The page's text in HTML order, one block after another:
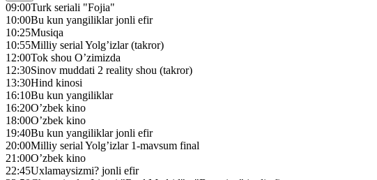
09:00Turk seriali "Fojia"
10:00Bu kun yangiliklar jonli efir
10:25Musiqa
10:55Milliy serial Yolg’izlar (takror)
12:00Tok shou O’zimizda
12:30Sinov muddati 2 reality shou (takror)
13:30Hind kinosi
16:10Bu kun yangiliklar
16:20O’zbek kino
18:00O’zbek kino
19:40Bu kun yangiliklar jonli efir
20:00Milliy serial Yolg’izlar 1-mavsum final
21:00O’zbek kino
22:45Uxlamaysizmi? jonli efir